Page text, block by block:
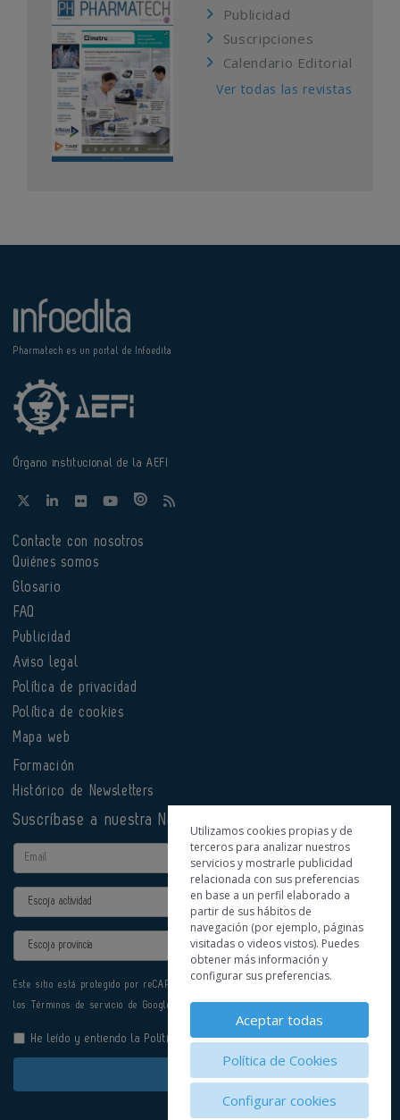
Publicidad
Suscripciones
Calendario Editorial
Ver todas las revistas
Pharmatech es un portal de Infoedita
Órgano institucional de la AEFI
Contacte con nosotros
Quiénes somos
Glosario
FAQ
Publicidad
Aviso legal
Política de privacidad
Política de cookies
Mapa web
Formación
Histórico de Newsletters
Suscríbase a nuestra Newsletter
Email
Actividad
Provincia
Este sitio está protegido por reCAPTCHA y se aplican la
los Términos de servicio de Google.
He leído y entiendo la Política de Privacidad
Enviar
Utilizamos cookies propias y de
terceros para analizar nuestros
servicios y mostrarle publicidad
relacionada con sus preferencias
en base a un perfil elaborado a
partir de sus hábitos de
navegación (por ejemplo, páginas
visitadas o videos vistos). Puedes
obtener más información y
configurar sus preferencias.
Aceptar todas
Política de Cookies
Configurar cookies